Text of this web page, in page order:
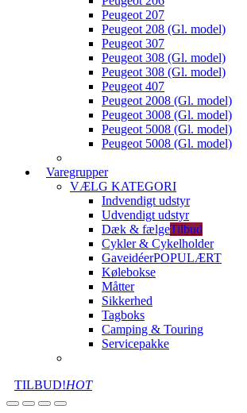
Peugeot 207
Peugeot 208 (Gl. model)
Peugeot 307
Peugeot 308 (Gl. model)
Peugeot 308 (Gl. model)
Peugeot 407
Peugeot 2008 (Gl. model)
Peugeot 3008 (Gl. model)
Peugeot 5008 (Gl. model)
Peugeot 5008 (Gl. model)
Varegrupper
VÆLG KATEGORI
Indvendigt udstyr
Udvendigt udstyr
Dæk & fælgeTilbud
Cykler & Cykelholder
GaveidéerPOPULÆRT
Kølebokse
Måtter
Sikkerhed
Tagboks
Camping & Touring
Servicepakke
TILBUD!HOT